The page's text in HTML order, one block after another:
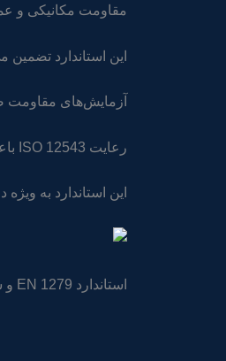
مقاومت مکانیکی و
این استاندارد
آزمایش‌های مقاومت
رعایت ISO 12543 باعث افزایش اعتماد مشتریان و کیفیت بالای شیشه‌های لمینت می‌شود.
این استاندارد به
استاندارد EN 1279 و شیشه‌های دوجداره